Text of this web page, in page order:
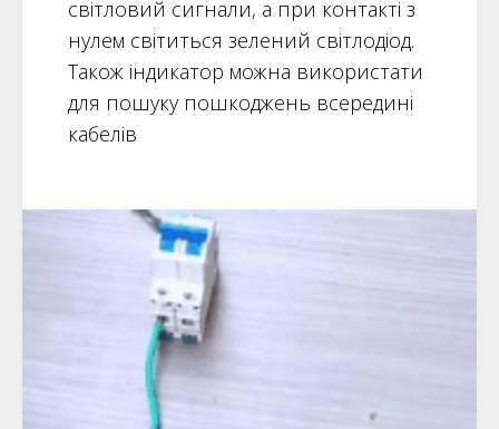
світловий сигнали, а при контакті з
нулем світиться зелений світлодіод.
Також індикатор можна використати
для пошуку пошкоджень всередині
кабелів